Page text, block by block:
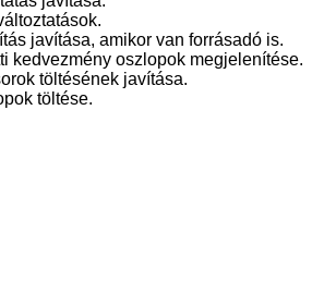
javítása, amikor van forrásadó is.
kedvezmény oszlopok megjelenítése.
töltésének javítása.
töltése.